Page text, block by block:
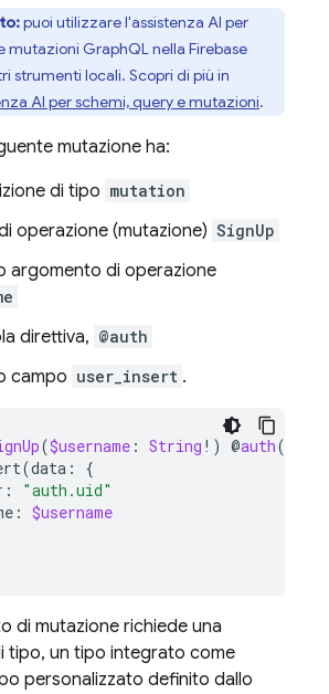
puoi utilizzare l'assistenza AI per
mutazioni GraphQL nella Firebase
strumenti locali. Scopri di più in
AI per schemi, query e mutazioni.
mutazione ha:
di tipo mutation
operazione (mutazione) SignUp
argomento di operazione
direttiva, @auth
campo user_insert .
($username : String !) @auth(
(data :
{
:
"auth.uid"
: $username
di mutazione richiede una
tipo, un tipo integrato come
personalizzato definito dallo